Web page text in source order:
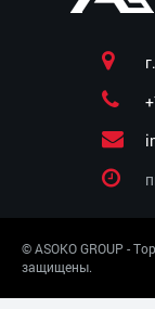
© ASOKO GROUP -
защищены.